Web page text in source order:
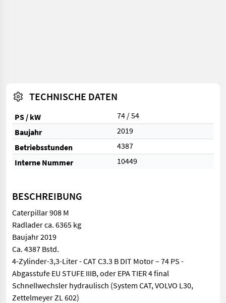
TECHNISCHE DATEN
PS / kW
74 / 54
Baujahr
2019
Betriebsstunden
4387
Interne Nummer
10449
BESCHREIBUNG
Caterpillar 908 M
Radlader ca. 6365 kg
Baujahr 2019
Ca. 4387 Bstd.
4-Zylinder-3,3-Liter - CAT C3.3 B DIT Motor – 74 PS -
Abgasstufe EU STUFE IIIB, oder EPA TIER 4 final
Schnellwechsler hydraulisch (System CAT, VOLVO L30,
Zettelmeyer ZL 602)